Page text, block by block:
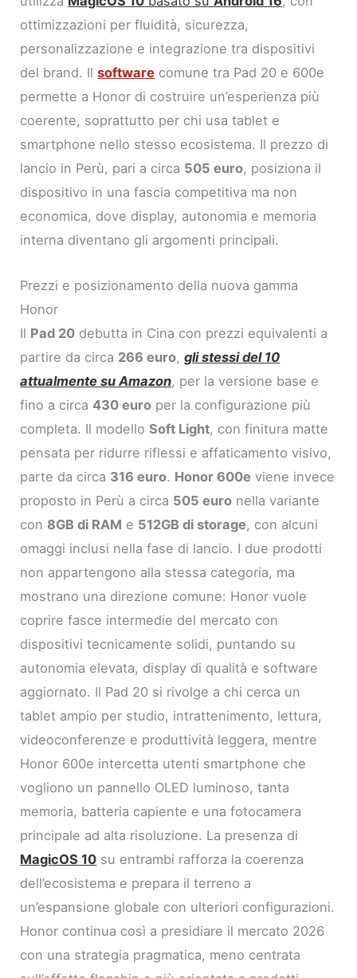
ottimizzazioni per fluidità, sicurezza,
personalizzazione e integrazione tra dispositivi
del brand. Ilsoftware comune tra Pad 20 e 600e
permette a Honor di costruire un’esperienza più
coerente, soprattutto per chi usa tablet e
smartphone nello stesso ecosistema. Il prezzo di
lancio in Perù, pari a circa 505 euro, posiziona il
dispositivo in una fascia competitiva ma non
economica, dove display, autonomia e memoria
interna diventano gli argomenti principali.
Prezzi e posizionamento della nuova gamma
Honor
Il Pad 20 debutta in Cina con prezzi equivalenti a
partire da circa 266 euro,gli stessi del 10
attualmente su Amazon, per la versione base e
fino a circa430 euro per la configurazione più
completa. Il modelloSoft Light, con finitura matte
pensata per ridurre riflessi e affaticamento visivo,
parte da circa 316 euro. Honor 600e viene invece
proposto in Perù a circa 505 euro nella variante
con 8GB di RAM e 512GB di storage, con alcuni
omaggi inclusi nella fase di lancio. I due prodotti
non appartengono alla stessa categoria, ma
mostrano una direzione comune: Honor vuole
coprire fasce intermedie del mercato con
dispositivi tecnicamente solidi, puntando su
autonomia elevata, display di qualità e software
aggiornato. Il Pad 20 si rivolge a chi cerca un
tablet ampio per studio, intrattenimento, lettura,
videoconferenze e produttività leggera, mentre
Honor 600e intercetta utenti smartphone che
vogliono un pannello OLED luminoso, tanta
memoria, batteria capiente e una fotocamera
principale ad alta risoluzione. La presenza di
MagicOS 10 su entrambi rafforza la coerenza
dell’ecosistema e prepara il terreno a
un’espansione globale con ulteriori configurazioni.
Honor continua così a presidiare il mercato 2026
con una strategia pragmatica, meno centrata